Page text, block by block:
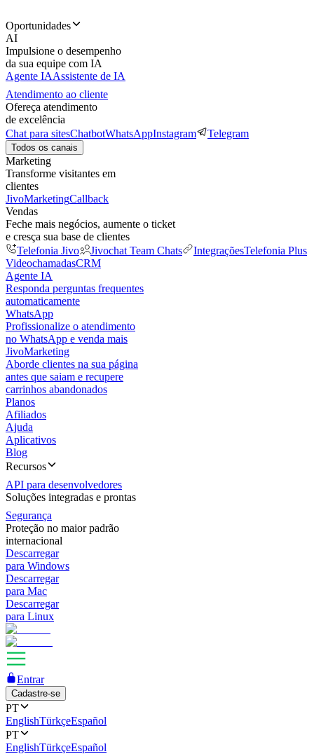
Oportunidades
AI
Impulsione o desempenho
da sua equipe com IA
Agente IAAssistente de IA
Atendimento ao cliente
Ofereça atendimento
de excelência
Chat para sitesChatbotWhatsAppInstagram Telegram
Todos os canais
Marketing
Transforme visitantes em
clientes
JivoMarketingCallback
Vendas
Feche mais negócios, aumente o ticket
e cresça sua base de clientes
Telefonia Jivo
Jivochat Team Chats IntegraçõesTelefonia Plus
VideochamadasCRM
Agente IA
Responda perguntas frequentes
automaticamente
WhatsApp
Profissionalize o atendimento
no WhatsApp e venda mais
JivoMarketing
Aborde clientes na sua página
antes que saiam e recupere
carrinhos abandonados
Planos
Afiliados
Ajuda
Aplicativos
Blog
Recursos
API para desenvolvedores
Soluções integradas e prontas
Segurança
Proteção no maior padrão
internacional
Descarregar
para Windows
Descarregar
para Mac
Descarregar
para Linux
Entrar
Cadastre-se
PT
EnglishTürkçeEspañol
PT
EnglishTürkçeEspañol